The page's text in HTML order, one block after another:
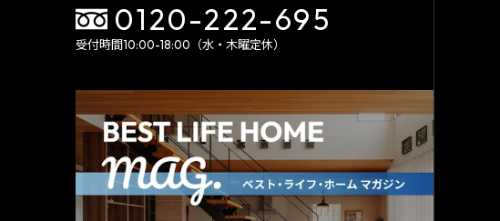
0120-222-695
受付時間10:00-18:00（水・木曜定休）